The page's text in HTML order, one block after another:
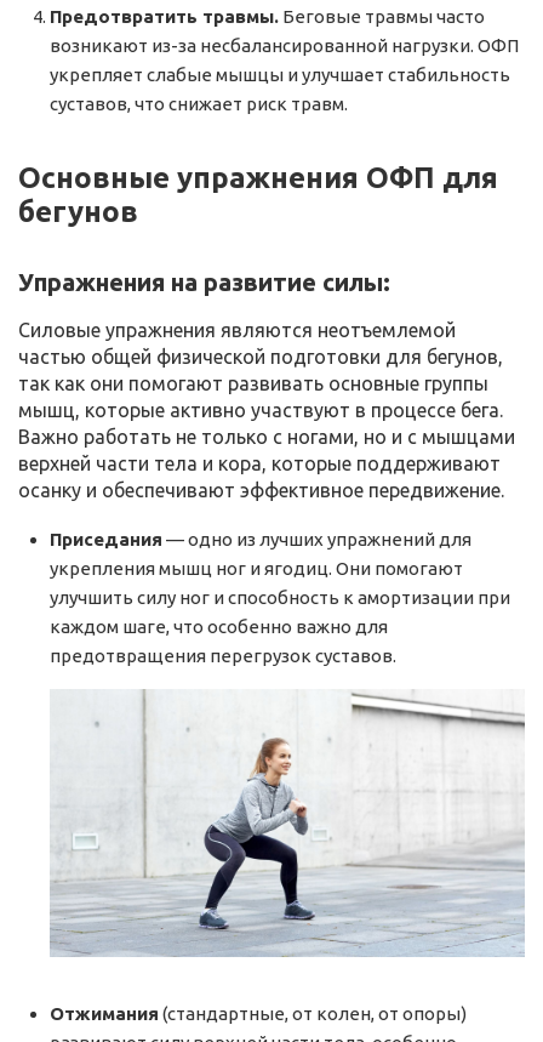
Предотвратить травмы. Беговые травмы часто
возникают из-за несбалансированной нагрузки. ОФП
укрепляет слабые мышцы и улучшает стабильность
суставов, что снижает риск травм.
Основные упражнения ОФП для
бегунов
Упражнения на развитие силы:
Силовые упражнения являются неотъемлемой
частью общей физической подготовки для бегунов,
так как они помогают развивать основные группы
мышц, которые активно участвуют в процессе бега.
Важно работать не только с ногами, но и с мышцами
верхней части тела и кора, которые поддерживают
осанку и обеспечивают эффективное передвижение.
Приседания — одно из лучших упражнений для
укрепления мышц ног и ягодиц. Они помогают
улучшить силу ног и способность к амортизации при
каждом шаге, что особенно важно для
предотвращения перегрузок суставов.
Отжимания (стандартные, от колен, от опоры)